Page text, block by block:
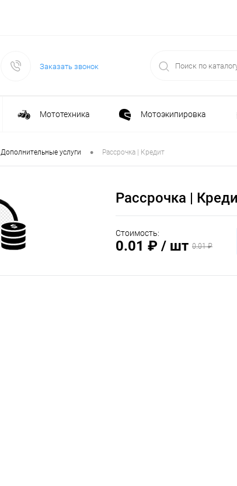
Заказать звонок
Мототехника Мотоэкипировка
Садовая техника Спортивные товары
Силовая
Дополнительные услуги • Рассрочка | Кредит
Рассрочка |
Стоимость:
0.01 ₽ / шт 0.01 ₽